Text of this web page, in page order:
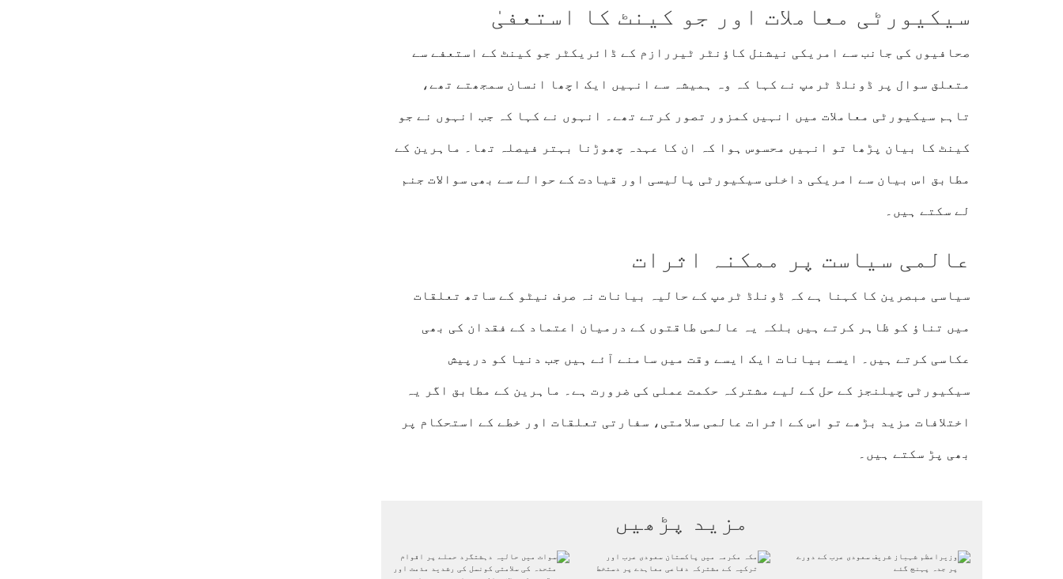
سیکیورٹی معاملات اور جو کینٹ کا استعفیٰ
صحافیوں کی جانب سے امریکی نیشنل کاؤنٹر ٹیررازم کے ڈائریکٹر جو کینٹ کے استعفے سے
متعلق سوال پر ڈونلڈ ٹرمپ نے کہا کہ وہ ہمیشہ سے انہیں ایک اچھا انسان سمجھتے تھے،
تاہم سیکیورٹی معاملات میں انہیں کمزور تصور کرتے تھے۔ انہوں نے کہا کہ جب انہوں نے جو
کینٹ کا بیان پڑھا تو انہیں محسوس ہوا کہ ان کا عہدہ چھوڑنا بہتر فیصلہ تھا۔ ماہرین کے
مطابق اس بیان سے امریکی داخلی سیکیورٹی پالیسی اور قیادت کے حوالے سے بھی سوالات جنم
لے سکتے ہیں۔
عالمی سیاست پر ممکنہ اثرات
سیاسی مبصرین کا کہنا ہے کہ ڈونلڈ ٹرمپ کے حالیہ بیانات نہ صرف نیٹو کے ساتھ تعلقات
میں تناؤ کو ظاہر کرتے ہیں بلکہ یہ عالمی طاقتوں کے درمیان اعتماد کے فقدان کی بھی
عکاسی کرتے ہیں۔ ایسے بیانات ایک ایسے وقت میں سامنے آئے ہیں جب دنیا کو درپیش
سیکیورٹی چیلنجز کے حل کے لیے مشترکہ حکمت عملی کی ضرورت ہے۔ ماہرین کے مطابق اگر یہ
اختلافات مزید بڑھے تو اس کے اثرات عالمی سلامتی، سفارتی تعلقات اور خطے کے استحکام پر
بھی پڑ سکتے ہیں۔
مزید پڑھیں